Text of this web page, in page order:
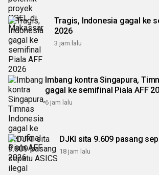
Tragis, Indonesia gagal ke
2026
3 jam lalu
Imbang kontra Singapura,
gagal ke semifinal Piala AFF
6 jam lalu
DJKI sita 9.609 pasang
18 jam lalu